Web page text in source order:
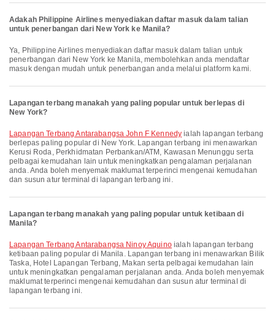
Adakah Philippine Airlines menyediakan daftar masuk dalam talian
untuk penerbangan dari New York ke Manila?
Ya, Philippine Airlines menyediakan daftar masuk dalam talian untuk
penerbangan dari New York ke Manila, membolehkan anda mendaftar
masuk dengan mudah untuk penerbangan anda melalui platform kami.
Lapangan terbang manakah yang paling popular untuk berlepas di
New York?
Lapangan Terbang Antarabangsa John F Kennedy ialah lapangan terbang
berlepas paling popular di New York. Lapangan terbang ini menawarkan
Kerusi Roda, Perkhidmatan Perbankan/ATM, Kawasan Menunggu serta
pelbagai kemudahan lain untuk meningkatkan pengalaman perjalanan
anda. Anda boleh menyemak maklumat terperinci mengenai kemudahan
dan susun atur terminal di lapangan terbang ini.
Lapangan terbang manakah yang paling popular untuk ketibaan di
Manila?
Lapangan Terbang Antarabangsa Ninoy Aquinoialah lapangan terbang
ketibaan paling popular di Manila. Lapangan terbang ini menawarkan Bilik
Taska, Hotel Lapangan Terbang, Makan serta pelbagai kemudahan lain
untuk meningkatkan pengalaman perjalanan anda. Anda boleh menyemak
maklumat terperinci mengenai kemudahan dan susun atur terminal di
lapangan terbang ini.